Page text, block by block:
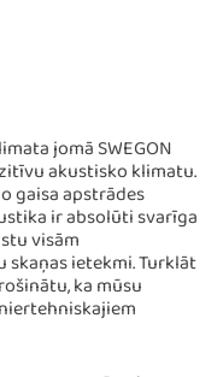
jomā SWEGON
akustisko klimatu.
gaisa apstrādes
ir absolūti svarīga
visām
ietekmi. Turklāt
ka mūsu